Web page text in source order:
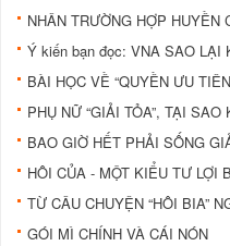
NHÂN TRƯỜNG HỢP HUYỀN
Ý kiến bạn đọc: VNA SAO LẠI
BÀI HỌC VỀ “QUYỀN ƯU
PHỤ NỮ “GIẢI TỎA”, TẠI SAO
BAO GIỜ HẾT PHẢI SỐNG
HÔI CỦA - MỘT KIỂU TƯ LỢI
TỪ CÂU CHUYỆN “HÔI BIA”
GÓI MÌ CHÍNH VÀ CÁI NÓN